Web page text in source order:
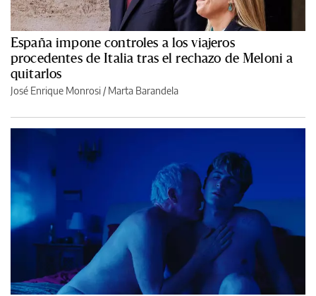
España impone controles a los viajeros
procedentes de Italia tras el rechazo de Meloni a
quitarlos
José Enrique Monrosi / Marta Barandela